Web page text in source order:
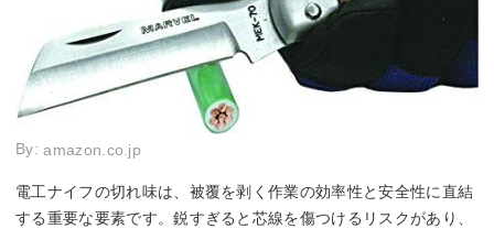
By:amazon.co.jp
電工ナイフの切れ味は、被覆を剥く作業の効率性と安全性に直結
する重要な要素です。鋭すぎると芯線を傷つけるリスクがあり、